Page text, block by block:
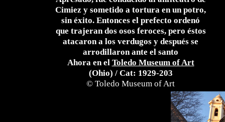
Cimiez y sometido a tortura en un potro,
sin éxito. Entonces el prefecto ordenó
que trajeran dos osos feroces, pero éstos
atacaron a los verdugos y después se
arrodillaron ante el santo
Ahora en el Toledo Museum of Art
(Ohio) / Cat: 1929-203
© Toledo Museum of Art